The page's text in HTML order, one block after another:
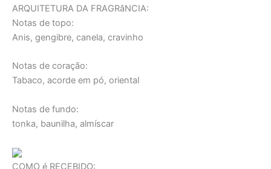
ARQUITETURA DA FRAGRâNCIA:
Notas de topo:
Anis, gengibre, canela, cravinho
Notas de coração:
Tabaco, acorde em pó, oriental
Notas de fundo:
tonka, baunilha, almíscar
COMO é RECEBIDO: